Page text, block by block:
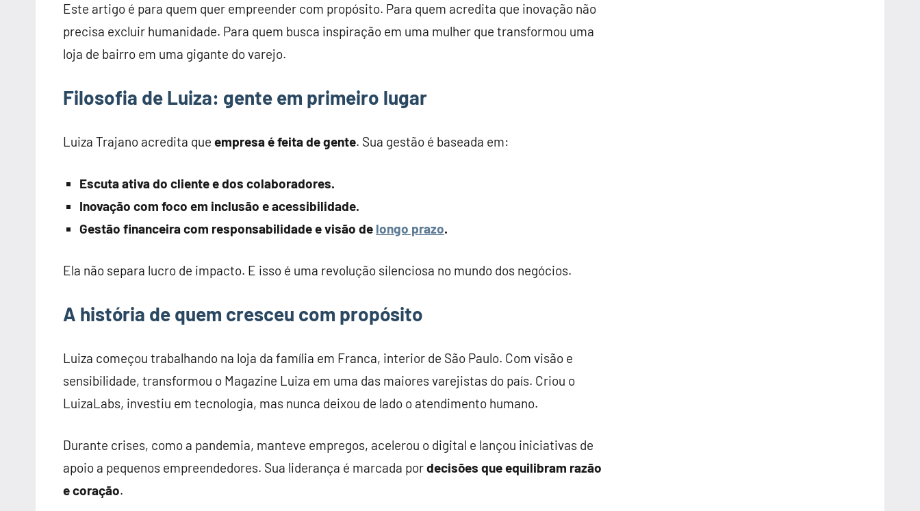
Este artigo é para quem quer empreender com propósito. Para quem acredita que inovação não
precisa excluir humanidade. Para quem busca inspiração em uma mulher que transformou uma
loja de bairro em uma gigante do varejo.
Filosofia de Luiza: gente em primeiro lugar
Luiza Trajano acredita que empresa é feita de gente. Sua gestão é baseada em:
Escuta ativa do cliente e dos colaboradores.
Inovação com foco em inclusão e acessibilidade.
Gestão financeira com responsabilidade e visão de longo prazo.
Ela não separa lucro de impacto. E isso é uma revolução silenciosa no mundo dos negócios.
A história de quem cresceu com propósito
Luiza começou trabalhando na loja da família em Franca, interior de São Paulo. Com visão e
sensibilidade, transformou o Magazine Luiza em uma das maiores varejistas do país. Criou o
LuizaLabs, investiu em tecnologia, mas nunca deixou de lado o atendimento humano.
Durante crises, como a pandemia, manteve empregos, acelerou o digital e lançou iniciativas de
apoio a pequenos empreendedores. Sua liderança é marcada pordecisões que equilibram razão
e coração.